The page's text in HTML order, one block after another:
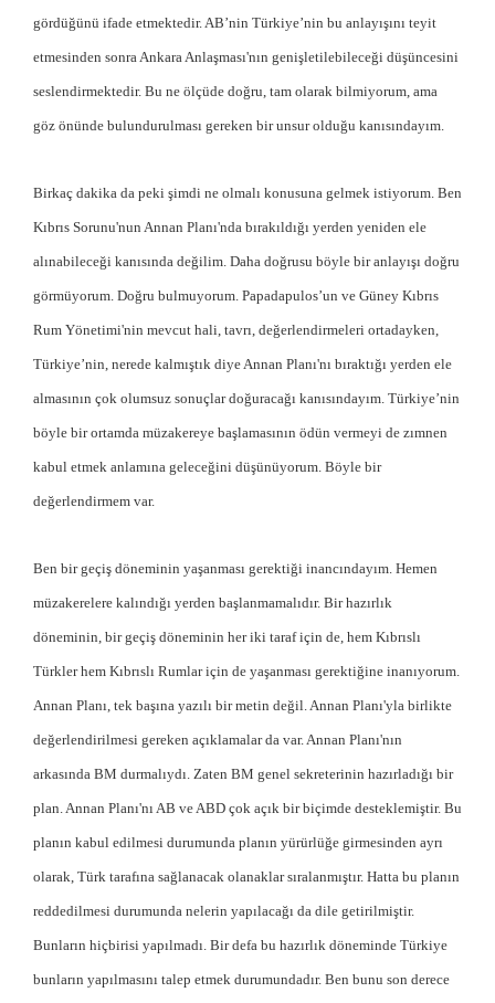
gördüğünü ifade etmektedir. AB’nin Türkiye’nin bu anlayışını teyit
etmesinden sonra Ankara Anlaşması'nın genişletilebileceği düşüncesini
seslendirmektedir. Bu ne ölçüde doğru, tam olarak bilmiyorum, ama
göz önünde bulundurulması gereken bir unsur olduğu kanısındayım.
Birkaç dakika da peki şimdi ne olmalı konusuna gelmek istiyorum. Ben
Kıbrıs Sorunu'nun Annan Planı'nda bırakıldığı yerden yeniden ele
alınabileceği kanısında değilim. Daha doğrusu böyle bir anlayışı doğru
görmüyorum. Doğru bulmuyorum. Papadapulos’un ve Güney Kıbrıs
Rum Yönetimi'nin mevcut hali, tavrı, değerlendirmeleri ortadayken,
Türkiye’nin, nerede kalmıştık diye Annan Planı'nı bıraktığı yerden ele
almasının çok olumsuz sonuçlar doğuracağı kanısındayım. Türkiye’nin
böyle bir ortamda müzakereye başlamasının ödün vermeyi de zımnen
kabul etmek anlamına geleceğini düşünüyorum. Böyle bir
değerlendirmem var.
Ben bir geçiş döneminin yaşanması gerektiği inancındayım. Hemen
müzakerelere kalındığı yerden başlanmamalıdır. Bir hazırlık
döneminin, bir geçiş döneminin her iki taraf için de, hem Kıbrıslı
Türkler hem Kıbrıslı Rumlar için de yaşanması gerektiğine inanıyorum.
Annan Planı, tek başına yazılı bir metin değil. Annan Planı'yla birlikte
değerlendirilmesi gereken açıklamalar da var. Annan Planı'nın
arkasında BM durmalıydı. Zaten BM genel sekreterinin hazırladığı bir
plan. Annan Planı'nı AB ve ABD çok açık bir biçimde desteklemiştir. Bu
planın kabul edilmesi durumunda planın yürürlüğe girmesinden ayrı
olarak, Türk tarafına sağlanacak olanaklar sıralanmıştır. Hatta bu planın
reddedilmesi durumunda nelerin yapılacağı da dile getirilmiştir.
Bunların hiçbirisi yapılmadı. Bir defa bu hazırlık döneminde Türkiye
bunların yapılmasını talep etmek durumundadır. Ben bunu son derece